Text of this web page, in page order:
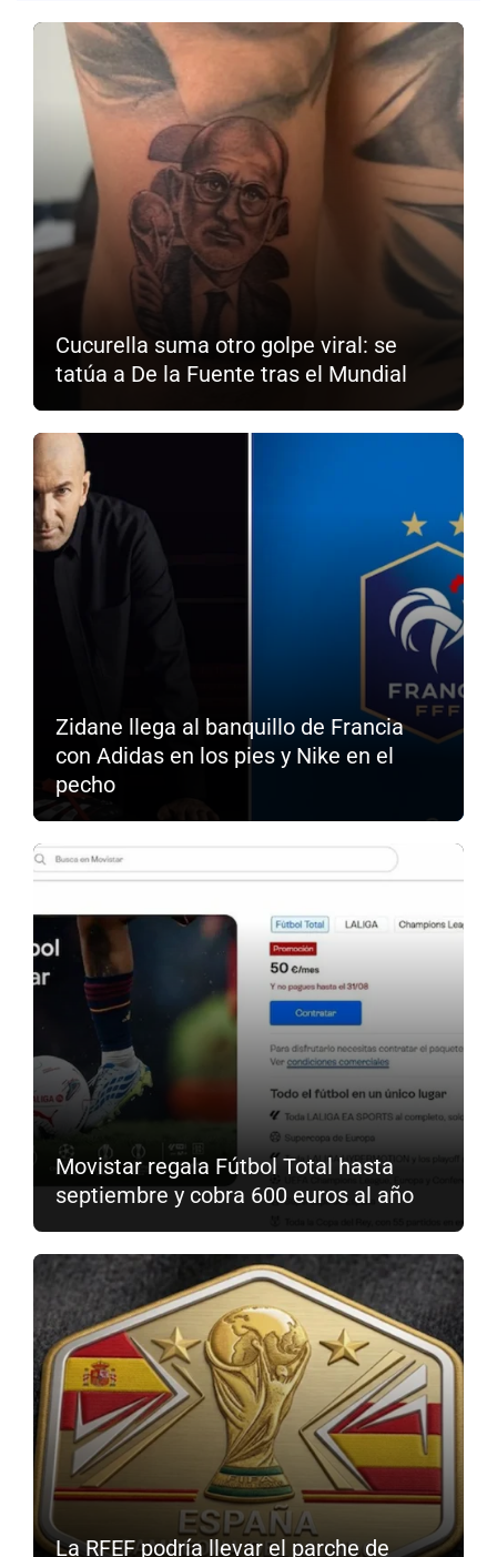
Cucurella suma otro golpe viral: se
tatúa a De la Fuente tras el Mundial
Zidane llega al banquillo de Francia
con Adidas en los pies y Nike en el
pecho
Movistar regala Fútbol Total hasta
septiembre y cobra 600 euros al año
La RFEF podría llevar el parche de